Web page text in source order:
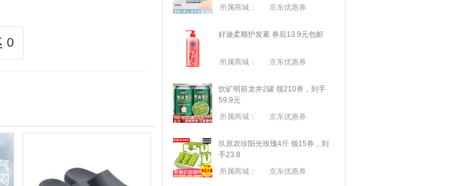
0
所属商城：
京东优惠券
好迪柔顺护发素 券后13.9元包邮
所属商城： 京东优惠券
饮矿明前龙井2罐 领210券，到手
59.9元
所属商城：
京东优惠券
玖原农珍阳光玫瑰4斤 领15券，到
手23.8
所属商城：
京东优惠券